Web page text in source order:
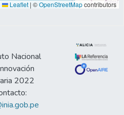
Nacional
2022